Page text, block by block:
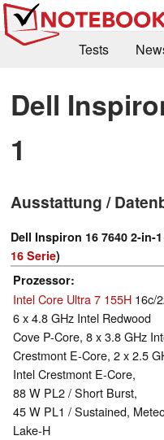
Tests
Kaufberatung
Deals
Forum
Dell
1
Ausstattung /
Dell Inspiron 16 7640 2-in-
16 Serie)
Prozessor
Intel Core Ultra 7 155H 16c/
6 x 4.8 GHz Intel Redwood
Cove P-Core, 8 x 3.8 GHz
Crestmont E-Core, 2 x 2.5
Intel Crestmont E-Core,
88 W PL2 / Short Burst,
45 W PL1 / Sustained,
Lake-H